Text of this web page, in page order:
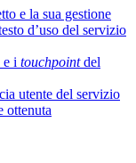
e la sua gestione
d’uso del servizio
e i touchpointdel
utente del servizio
ottenuta